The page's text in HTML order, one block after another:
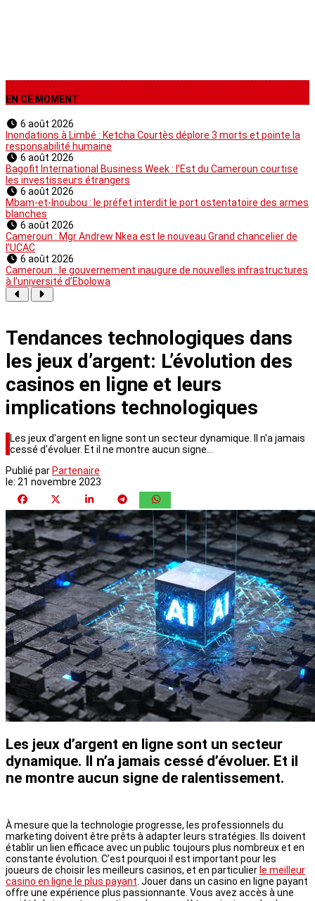
EN CE MOMENT
6 août 2026
Inondations à Limbé : Ketcha Courtès déplore 3 morts et pointe la
responsabilité humaine
6 août 2026
Bagofit International Business Week : l’Est du Cameroun courtise
les investisseurs étrangers
6 août 2026
Mbam-et-Inoubou : le préfet interdit le port ostentatoire des armes
blanches
6 août 2026
Cameroun : Mgr Andrew Nkea est le nouveau Grand chancelier de
l’UCAC
6 août 2026
Cameroun : le gouvernement inaugure de nouvelles infrastructures
à l’université d’Ebolowa
Tendances technologiques dans
les jeux d’argent: L’évolution des
casinos en ligne et leurs
implications technologiques
Les jeux d'argent en ligne sont un secteur dynamique. Il n'a jamais
cessé d'évoluer. Et il ne montre aucun signe…
Publié parPartenaire
le: 21 novembre 2023
Les jeux d’argent en ligne sont un secteur
dynamique. Il n’a jamais cessé d’évoluer. Et il
ne montre aucun signe de ralentissement.
À mesure que la technologie progresse, les professionnels du
marketing doivent être prêts à adapter leurs stratégies. Ils doivent
établir un lien efficace avec un public toujours plus nombreux et en
constante évolution. C’est pourquoi il est important pour les
joueurs de choisir les meilleurs casinos, et en particulier le meilleur
casino en ligne le plus payant. Jouer dans un casino en ligne payant
offre une expérience plus passionnante. Vous avez accès à une